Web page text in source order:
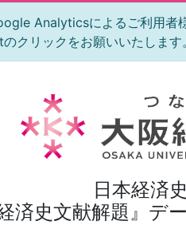
Analyticsによるご利用者
クリックをお願いいたします。
日本経済
経済史文献解題』デ